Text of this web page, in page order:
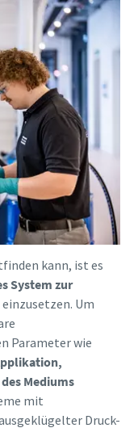
kann, ist es
System zur
einzusetzen. Um
Parameter wie
Mediums
mit
Druck-